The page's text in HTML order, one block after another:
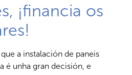
¡financia os
a instalación de paneis
é unha gran decisión, e